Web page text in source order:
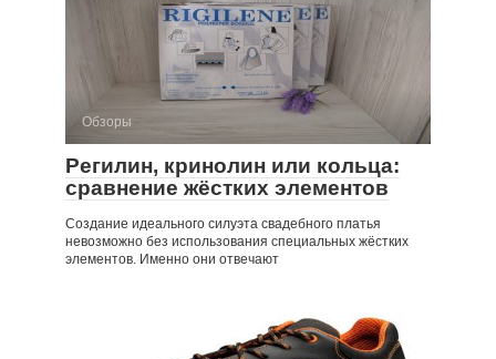
Обзоры
Регилин, кринолин или кольца:
сравнение жёстких элементов
Создание идеального силуэта свадебного платья
невозможно без использования специальных жёстких
элементов. Именно они отвечают